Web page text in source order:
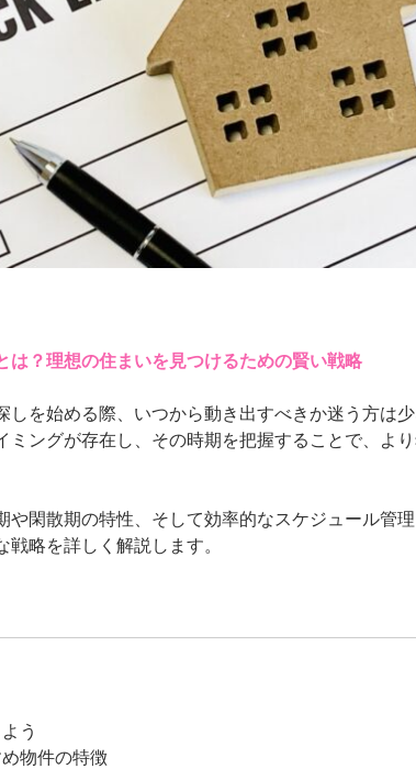
は？理想の住まいを見つけるための賢い戦略
を始める際、いつから動き出すべきか迷う方は
ングが存在し、その時期を把握することで、よ
や閑散期の特性、そして効率的なスケジュール管
略を詳しく解説します。
う
物件の特徴